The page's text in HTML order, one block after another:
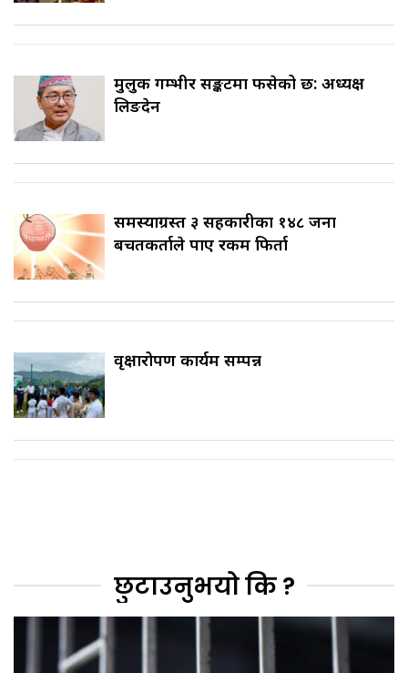
मुलुक गम्भीर सङ्कटमा फसेको छ: अध्यक्ष
लिङदेन
समस्याग्रस्त ३ सहकारीका १४८ जना
बचतकर्ताले पाए रकम फिर्ता
वृक्षारोपण कार्यक्रम सम्पन्न
छुटाउनुभयो कि ?